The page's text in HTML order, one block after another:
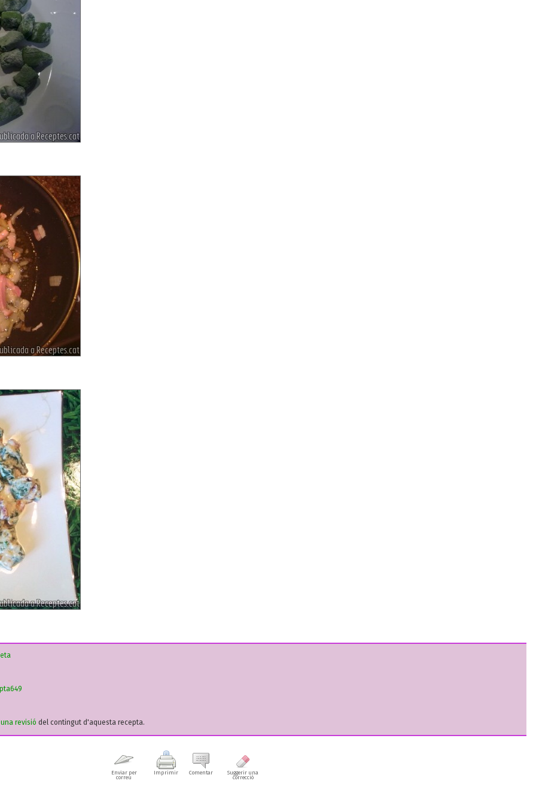
una revisió del contingut d'aquesta recepta.
Enviar per
correu
Imprimir Comentar
Suggerir una
correcció